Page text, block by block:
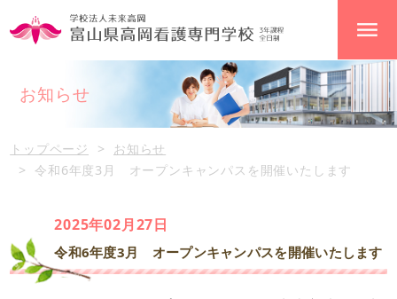
お知らせ
トップページ
お知らせ
令和6年度3月 オープンキャンパスを開催いたします
2025年02月27日
令和6年度3月 オープンキャンパスを開催いたします